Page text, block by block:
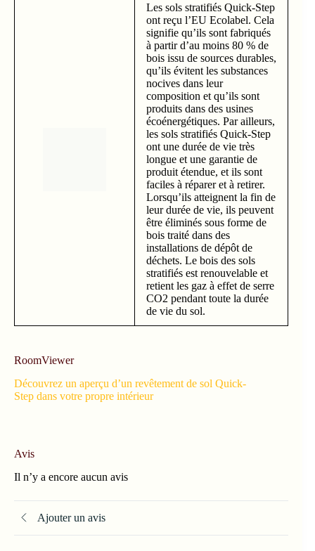
Les sols stratifiés Quick-Step
ont reçu l’EU Ecolabel. Cela
signifie qu’ils sont fabriqués
à partir d’au moins 80 % de
bois issu de sources durables,
qu’ils évitent les substances
nocives dans leur
composition et qu’ils sont
produits dans des usines
écoénergétiques. Par ailleurs,
les sols stratifiés Quick-Step
ont une durée de vie très
longue et une garantie de
produit étendue, et ils sont
faciles à réparer et à retirer.
Lorsqu’ils atteignent la fin de
leur durée de vie, ils peuvent
être éliminés sous forme de
bois traité dans des
installations de dépôt de
déchets. Le bois des sols
stratifiés est renouvelable et
retient les gaz à effet de serre
CO2 pendant toute la durée
de vie du sol.
RoomViewer
Découvrez un aperçu d’un revêtement de sol Quick-
Step dans votre propre intérieur
Avis
Il n’y a encore aucun avis
Ajouter un avis